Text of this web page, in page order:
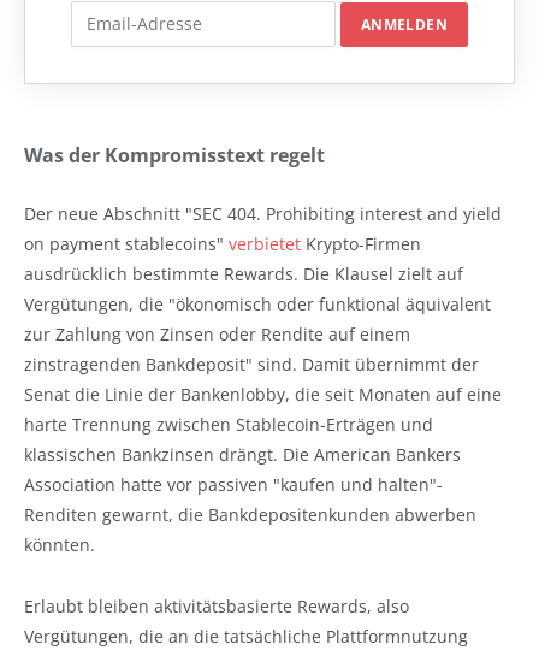
Was der Kompromisstext regelt
Der neue Abschnitt "SEC 404. Prohibiting interest and yield
on payment stablecoins" verbietet Krypto-Firmen
ausdrücklich bestimmte Rewards. Die Klausel zielt auf
Vergütungen, die "ökonomisch oder funktional äquivalent
zur Zahlung von Zinsen oder Rendite auf einem
zinstragenden Bankdeposit" sind. Damit übernimmt der
Senat die Linie der Bankenlobby, die seit Monaten auf eine
harte Trennung zwischen Stablecoin-Erträgen und
klassischen Bankzinsen drängt. Die American Bankers
Association hatte vor passiven "kaufen und halten"-
Renditen gewarnt, die Bankdepositenkunden abwerben
könnten.
Erlaubt bleiben aktivitätsbasierte Rewards, also
Vergütungen, die an die tatsächliche Plattformnutzung